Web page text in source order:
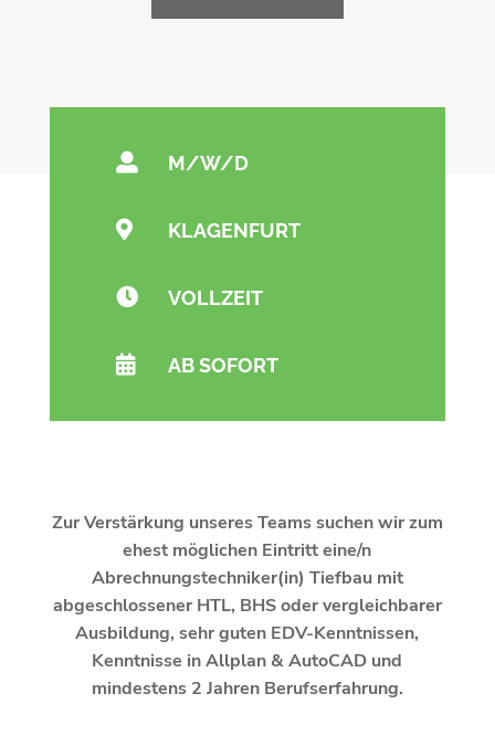
 M/W/D
 KLAGENFURT
 VOLLZEIT
 AB SOFORT
Zur Verstärkung unseres Teams suchen wir zum
ehest möglichen Eintritt eine/n
Abrechnungstechniker(in) Tiefbau mit
abgeschlossener HTL, BHS oder vergleichbarer
Ausbildung, sehr guten EDV-Kenntnissen,
Kenntnisse in Allplan & AutoCAD und
mindestens 2 Jahren Berufserfahrung.